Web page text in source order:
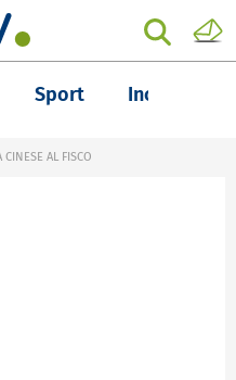
Sport Inchieste
CINESE AL FISCO